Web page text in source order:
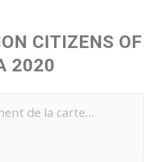
CITIZENS OF
2020
de la carte…